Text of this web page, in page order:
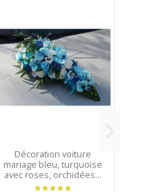
Décoration voiture
mariage bleu, turquoise
avec roses, orchidées...